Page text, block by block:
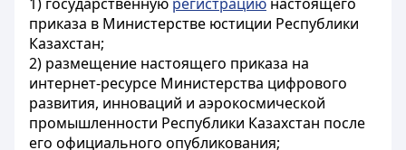
приказа в Министерстве юстиции Республики
Казахстан;
2) размещение настоящего приказа на
интернет-ресурсе Министерства цифрового
развития, инноваций и аэрокосмической
промышленности Республики Казахстан после
его официального опубликования;